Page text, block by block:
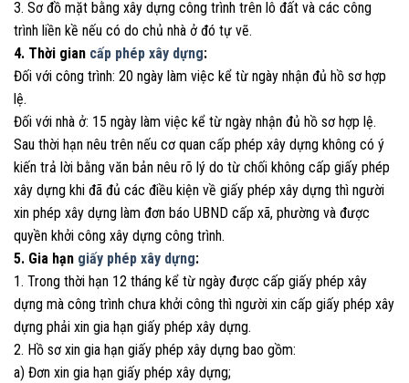
3. Sơ đồ mặt bằng xây dựng công trình trên lô đất và các công
trình liền kề nếu có do chủ nhà ở đó tự vẽ.
4. Thời gian cấp phép xây dựng:
Đối với công trình: 20 ngày làm việc kể từ ngày nhận đủ hồ sơ hợp
lệ.
Đối với nhà ở: 15 ngày làm việc kể từ ngày nhận đủ hồ sơ hợp lệ.
Sau thời hạn nêu trên nếu cơ quan cấp phép xây dựng không có ý
kiến trả lời bằng văn bản nêu rõ lý do từ chối không cấp giấy phép
xây dựng khi đã đủ các điều kiện về giấy phép xây dựng thì người
xin phép xây dựng làm đơn báo UBND cấp xã, phường và được
quyền khởi công xây dựng công trình.
5. Gia hạn giấy phép xây dựng:
1. Trong thời hạn 12 tháng kể từ ngày được cấp giấy phép xây
dựng mà công trình chưa khởi công thì người xin cấp giấy phép xây
dựng phải xin gia hạn giấy phép xây dựng.
2. Hồ sơ xin gia hạn giấy phép xây dựng bao gồm:
a) Đơn xin gia hạn giấy phép xây dựng;